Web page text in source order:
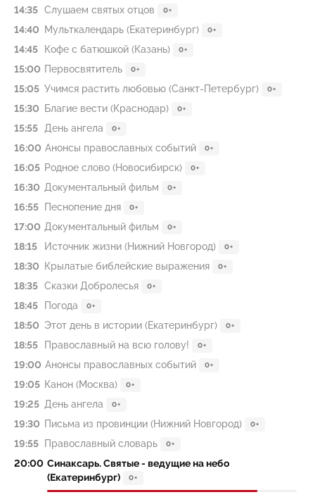
14:35 Слушаем святых отцов 0+
14:40 Мульткалендарь (Екатеринбург) 0+
14:45 Кофе с батюшкой (Казань) 0+
15:00 Первосвятитель 0+
15:05 Учимся растить любовью (Санкт-Петербург) 0+
15:30 Благие вести (Краснодар) 0+
15:55 День ангела 0+
16:00 Анонсы православных событий 0+
16:05 Родное слово (Новосибирск) 0+
16:30 Документальный фильм 0+
16:55 Песнопение дня 0+
17:00 Документальный фильм 0+
18:15 Источник жизни (Нижний Новгород) 0+
18:30 Крылатые библейские выражения 0+
18:35 Сказки Добролесья 0+
18:45 Погода 0+
18:50 Этот день в истории (Екатеринбург) 0+
18:55 Православный на всю голову! 0+
19:00 Анонсы православных событий 0+
19:05 Канон (Москва) 0+
19:25 День ангела 0+
19:30 Письма из провинции (Нижний Новгород) 0+
19:55 Православный словарь 0+
20:00 Синаксарь. Святые - ведущие на небо
(Екатеринбург)
0+